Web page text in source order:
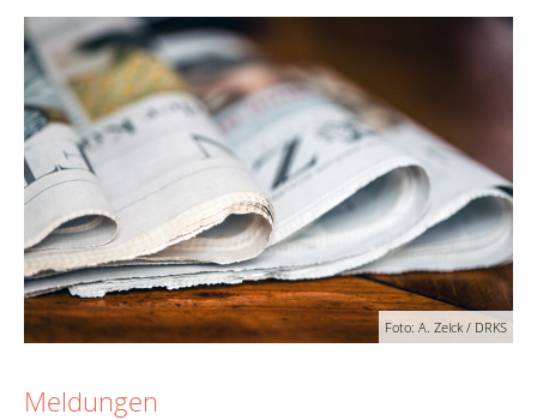
Foto: A. Zelck / DRKS
Meldungen